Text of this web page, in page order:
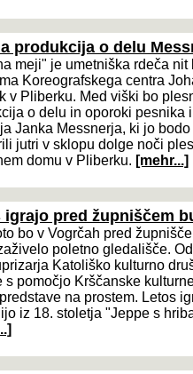
produkcija o delu
meji" je umetniška rdeča nit
Koreografskega centra
v Pliberku. Med viški bo
o delu in oporoki pesnika
Janka Messnerja, ki jo bodo
jutri v sklopu dolge noči
domu v Pliberku. [mehr...]
igrajo pred župniščem
bo v Vogrčah pred
poletno gledališče.
Katoliško kulturno
s pomočjo Krščanske
na prostem. Letos
iz 18. stoletja "Jeppe s